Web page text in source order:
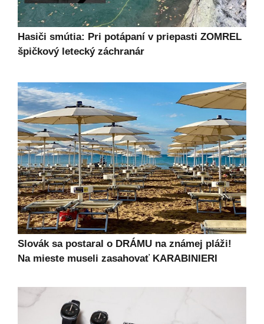
Hasiči smútia: Pri potápaní v priepasti ZOMREL
špičkový letecký záchranár
Slovák sa postaral o DRÁMU na známej pláži!
Na mieste museli zasahovať KARABINIERI